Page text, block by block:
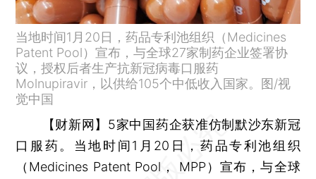
当地时间1月20日，药品专利池组织（Medicines
Patent Pool）宣布，与全球27家制药企业签署协
议，授权后者生产抗新冠病毒口服药
Molnupiravir，以供给105个中低收入国家。图/视
觉中国
【财新网】 5家中国药企获准仿制默沙东新冠
口服药。当地时间1月20日，药品专利池组织
（Medicines Patent Pool， MPP）宣布，与全球